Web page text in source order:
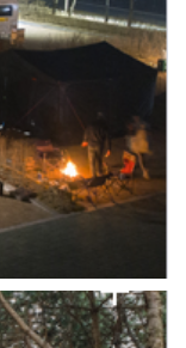
[6/1]전산시스템 점검 및 안정화에 따른 서비스 이용 제한 안내